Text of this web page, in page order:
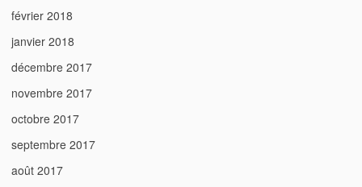
février 2018
janvier 2018
décembre 2017
novembre 2017
octobre 2017
septembre 2017
août 2017